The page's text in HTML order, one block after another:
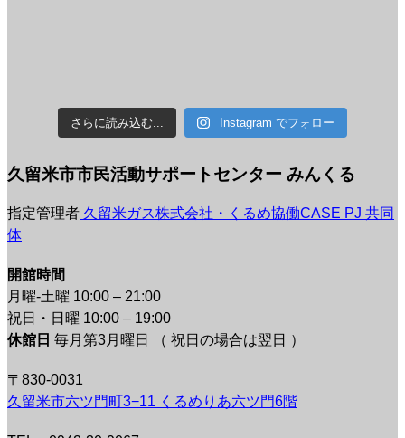
さらに読み込む... Instagram でフォロー
久留米市市民活動サポートセンター みんくる
指定管理者 久留米ガス株式会社・くるめ協働CASE PJ 共同
体
開館時間
月曜-土曜 10:00 – 21:00
祝日・日曜 10:00 – 19:00
休館日 毎月第3月曜日 （ 祝日の場合は翌日 ）
〒830-0031
久留米市六ツ門町3−11 くるめりあ六ツ門6階